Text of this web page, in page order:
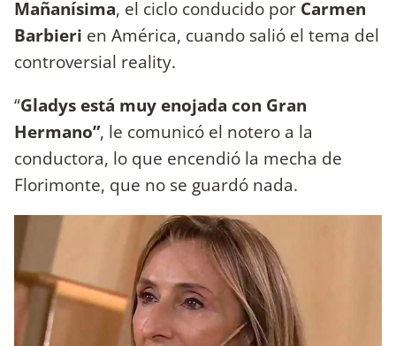
Mañanísima, el ciclo conducido por Carmen
Barbieri en América, cuando salió el tema del
controversial reality.
“Gladys está muy enojada con Gran
Hermano”, le comunicó el notero a la
conductora, lo que encendió la mecha de
Florimonte, que no se guardó nada.